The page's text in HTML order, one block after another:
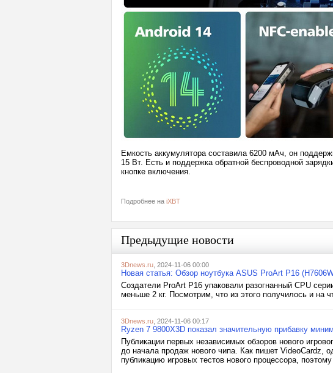
Емкость аккумулятора составила 6200 мАч, он
15 Вт. Есть и поддержка обратной беспроводной
кнопке включения.
Подробнее на iXBT
Предыдущие новости
3Dnews.ru , 2024-11-06 00:00
Новая статья: Обзор ноутбука ASUS ProArt P16
Создатели ProArt P16 упаковали разогнанный CPU
меньше 2 кг. Посмотрим, что из этого получилось и на
3Dnews.ru , 2024-11-06 00:17
Ryzen 7 9800X3D показал значительную прибавку
Публикации первых независимых обзоров нового
до начала продаж нового чипа. Как пишет VideoCardz,
публикацию игровых тестов нового процессора,